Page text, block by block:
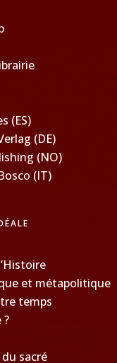
(ES)
(DE)
(NO)
(IT)
et métapolitique
temps
?
sacré